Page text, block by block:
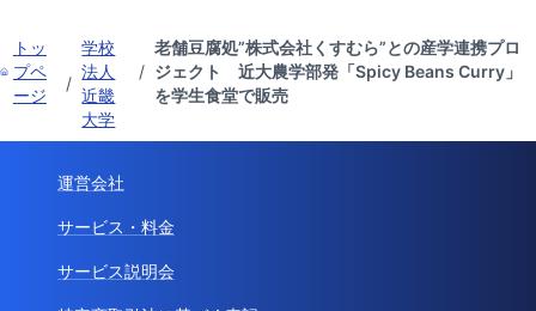
トッ
プペ
ージ
/
学校
法人
近畿
大学
/
老舗豆腐処”株式会社くすむら”との産学連携プロ
ジェクト 近大農学部発「Spicy Beans Curry」
を学生食堂で販売
運営会社
サービス・料金
サービス説明会